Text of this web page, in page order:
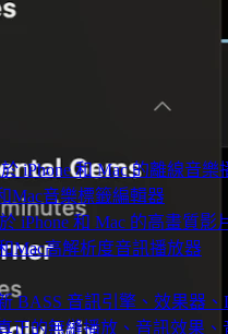
iPhone 和 Mac 的離線音樂
Mac音樂標籤編輯器
iPhone 和 Mac 的高畫質影
Mac高解析度音訊播放器
BASS 音訊引擎、效果器
正的無縫播放、音訊效果